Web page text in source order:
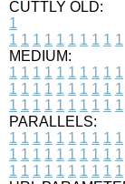
CUTTLY OLD:
1
1 1 1 1 1 1 1 1 1 1
MEDIUM:
1 1 1 1 1 1 1 1 1 1
1 1 1 1 1 1 1 1 1 1
1 1 1 1 1 1 1 1 1 1
PARALLELS:
1 1 1 1 1 1 1 1 1 1
1 1 1 1 1 1 1 1 1 1
1 1 1 1 1 1 1 1 1 1